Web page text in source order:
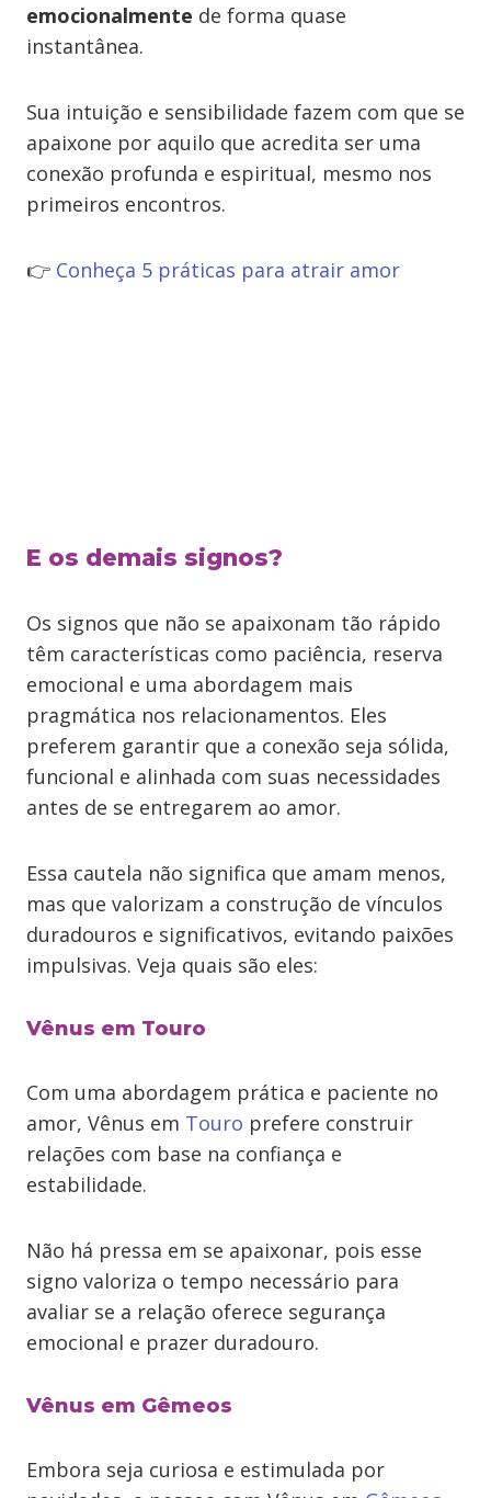
emocionalmente de forma quase
instantânea.
Sua intuição e sensibilidade fazem com que se
apaixone por aquilo que acredita ser uma
conexão profunda e espiritual, mesmo nos
primeiros encontros.
👉 Conheça 5 práticas para atrair amor
E os demais signos?
Os signos que não se apaixonam tão rápido
têm características como paciência, reserva
emocional e uma abordagem mais
pragmática nos relacionamentos. Eles
preferem garantir que a conexão seja sólida,
funcional e alinhada com suas necessidades
antes de se entregarem ao amor.
Essa cautela não significa que amam menos,
mas que valorizam a construção de vínculos
duradouros e significativos, evitando paixões
impulsivas. Veja quais são eles:
Vênus em Touro
Com uma abordagem prática e paciente no
amor, Vênus em Touro prefere construir
relações com base na confiança e
estabilidade.
Não há pressa em se apaixonar, pois esse
signo valoriza o tempo necessário para
avaliar se a relação oferece segurança
emocional e prazer duradouro.
Vênus em Gêmeos
Embora seja curiosa e estimulada por